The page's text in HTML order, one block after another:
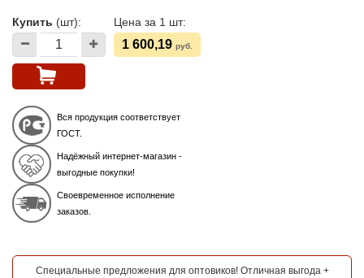
Купить (шт): Цена за 1 шт:
1 600,19 руб.
Вся продукция соответствует
ГОСТ.
Надёжный интернет-магазин -
выгодные покупки!
Своевременное исполнение
заказов.
Специальные предложения для оптовиков! Отличная выгода +